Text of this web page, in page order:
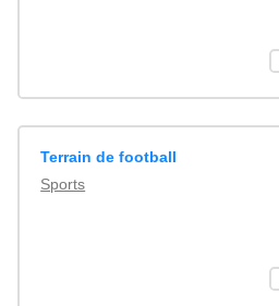
Terrain de football
Sports